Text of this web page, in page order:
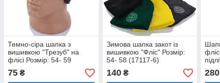
Темно-сіра шапка з
вишивкою "Трезуб" на
флісі Розмір: 54- 59
(17133-1)
75 ₴
Зимова шапка закот із
вишивкою "Фліс" Розмір:
54- 58 (17117-6)
140₴ 280